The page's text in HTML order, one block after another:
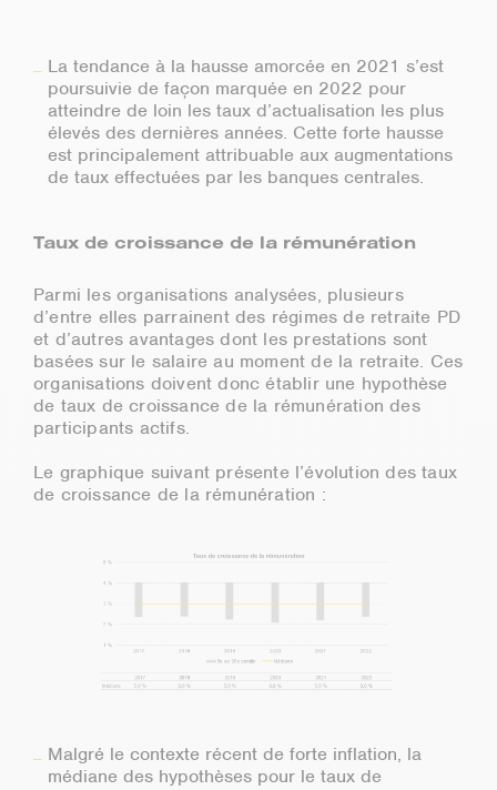
La tendance à la hausse amorcée en 2021 s’est
poursuivie de façon marquée en 2022 pour
atteindre de loin les taux d’actualisation les plus
élevés des dernières années. Cette forte hausse
est principalement attribuable aux augmentations
de taux effectuées par les banques centrales.
Taux de croissance de la rémunération
Parmi les organisations analysées, plusieurs
d’entre elles parrainent des régimes de retraite PD
et d’autres avantages dont les prestations sont
basées sur le salaire au moment de la retraite. Ces
organisations doivent donc établir une hypothèse
de taux de croissance de la rémunération des
participants actifs.
Le graphique suivant présente l’évolution des taux
de croissance de la rémunération :
Malgré le contexte récent de forte inflation, la
médiane des hypothèses pour le taux de